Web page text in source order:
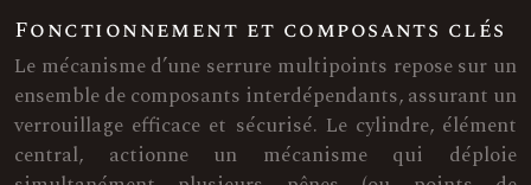
Fonctionnement et composants clés
Le mécanisme d’une serrure multipoints repose sur un
ensemble de composants interdépendants, assurant un
verrouillage efficace et sécurisé. Le cylindre, élément
central, actionne un mécanisme qui déploie